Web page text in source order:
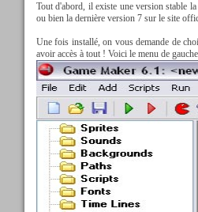
Tout d'abord, il existe une version stable
ou bien la dernière version 7 sur le site
Une fois installé, on vous demande de
avoir accès à tout ! Voici le menu de